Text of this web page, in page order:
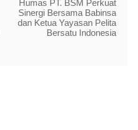
Humas PT. BSM Perkuat
Sinergi Bersama Babinsa
dan Ketua Yayasan Pelita
Bersatu Indonesia